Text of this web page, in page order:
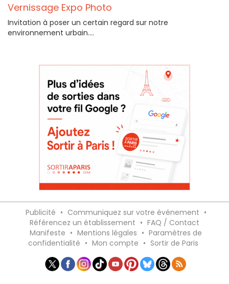
Vernissage Expo Photo
Invitation à poser un certain regard sur notre
environnement urbain....
Publicité • Communiquez sur votre événement •
Référencez un établissement • FAQ / Contact
Manifeste • Mentions légales • Paramètres de
confidentialité • Mon compte • Sortir de Paris